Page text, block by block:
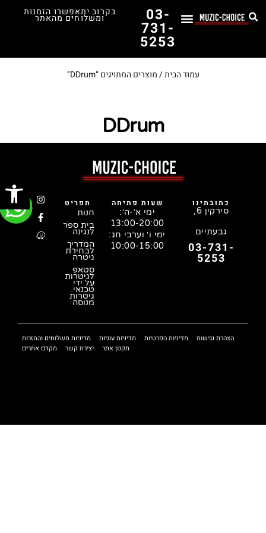
03-
731-
5253
בקרוב יתאפשרו הזמנות
ומשלוחים מהאתר
עמוד הבית/ מוצרים המתויגים “DDrum”
DDrum
כתובתינו
סירקין 6,
גבעתיים
03-731-
5253
שעות פתיחה
ימי א׳-ה׳:
13:00-20:00
ימי ו׳ וערבי חג:
10:00-15:00
תפריט
חנות
בית ספר
לנגינה
המדריך
לבחירת
גיטרה
סטאפ
לגיטרות
על ידי
טכנאי
גיטרות
מנוסה
הצהרת נגישות מדיניות הפרטיות מדיניות עוגיות
מדיניות משלוחים והחזרות
תקנון אתר
יצירת קשר מקדם אתרים
פתח